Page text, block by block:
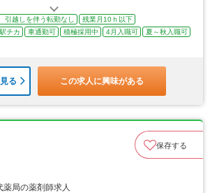
引越しを伴う転勤なし
残業月10ｈ以下
駅チカ 車通勤可 積極採用中 4月入職可
夏～秋入職可
る この求人に興味がある
保存する
局の薬剤師求人